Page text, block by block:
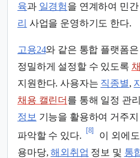
육과 일경험을 연계하여 민
리 사업을 운영하기도 한다.
고용24와 같은 통합 플랫폼
정밀하게 설정할 수 있도록
지원한다. 사용자는 직종별,
채용 캘린더 를 통해 일정 관
정보 기능을 활용하여 거주
파악할 수 있다.
[8]
이 외에
용마당,해외취업 정보 및 통